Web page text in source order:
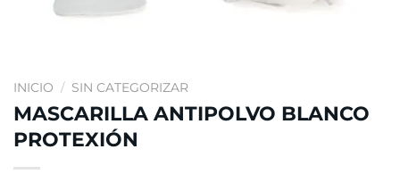
INICIO / SIN CATEGORIZAR
MASCARILLA ANTIPOLVO BLANCO
PROTEXIÓN